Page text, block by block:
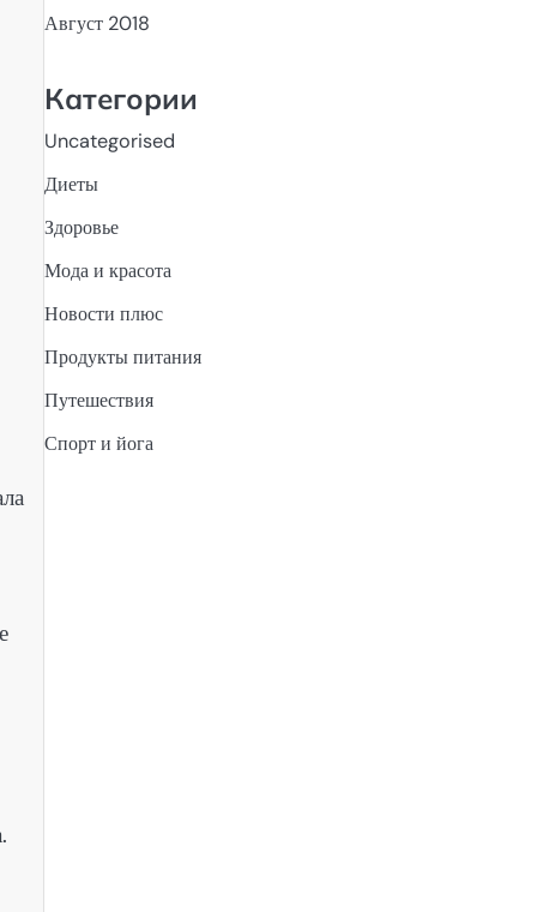
Август 2018
Категории
Uncategorised
Диеты
Здоровье
Мода и красота
Новости плюс
Продукты питания
Путешествия
Спорт и йога